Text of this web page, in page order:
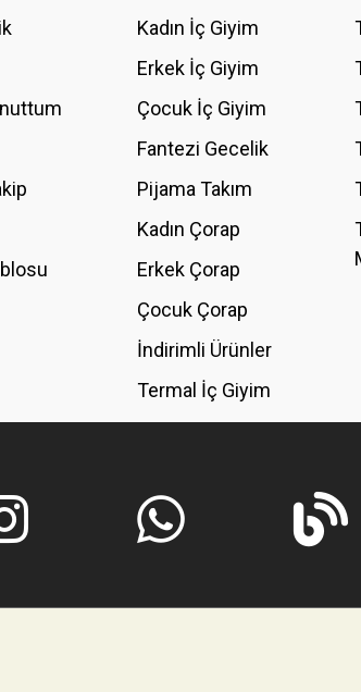
Kadın İç Giyim
Erkek İç Giyim
Çocuk İç Giyim
Fantezi Gecelik
Pijama Takım
Kadın Çorap
Erkek Çorap
Çocuk Çorap
İndirimli Ürünler
Termal İç Giyim